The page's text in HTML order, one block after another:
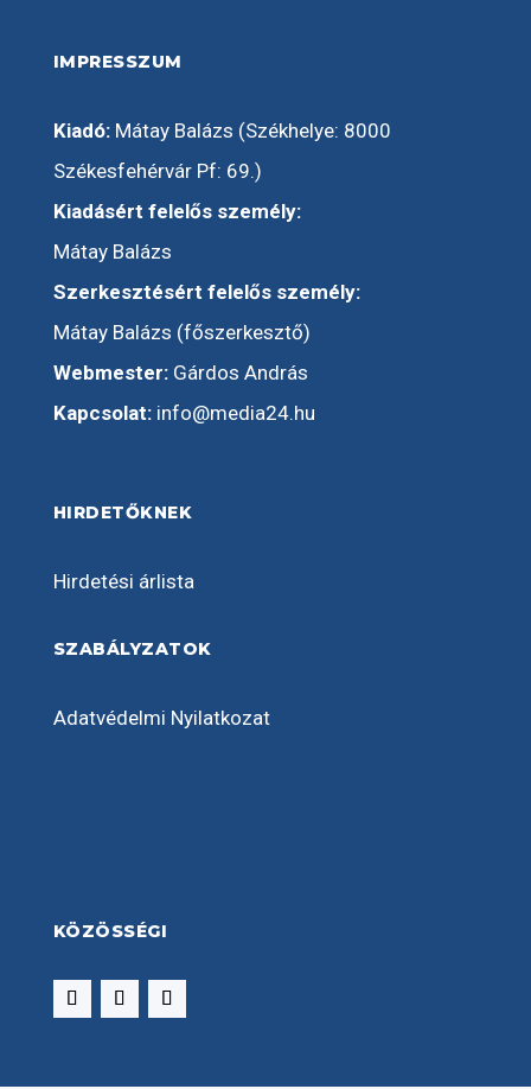
IMPRESSZUM
Kiadó:Mátay Balázs (Székhelye: 8000
Székesfehérvár Pf: 69.)
Kiadásért felelős személy:
Mátay Balázs
Szerkesztésért felelős személy:
Mátay Balázs (főszerkesztő)
Webmester:Gárdos András
Kapcsolat: info@media24.hu
HIRDETŐKNEK
Hirdetési árlista
SZABÁLYZATOK
Adatvédelmi Nyilatkozat
KÖZÖSSÉGI